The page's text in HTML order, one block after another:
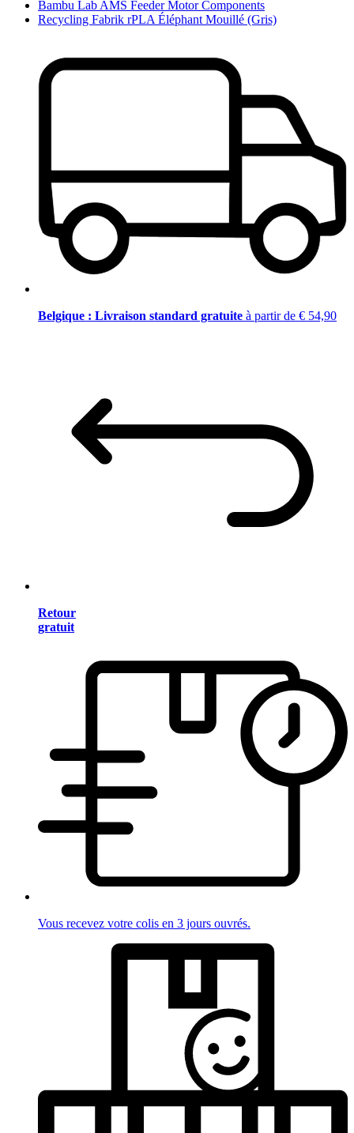
Bambu Lab AMS Feeder Motor Components
Recycling Fabrik rPLA Éléphant Mouillé (Gris)
Belgique : Livraison standard gratuite à partir de € 54,90
Retour
gratuit
Vous recevez votre colis en 3 jours ouvrés.